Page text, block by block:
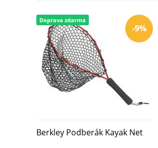
-9%
Doprava zdarma
Berkley Podberák Kayak Net